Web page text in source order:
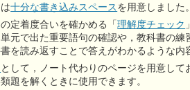
十分な書き込みスペースを用意しました。
定着度合いを確かめる「理解度チェック
単元で出た重要語句の確認や，教科書の
を読み返すことで答えがわかるような内
として，ノート代わりのページを用意し
題を解くときに使用できます。